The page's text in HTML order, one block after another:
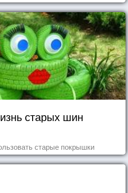
старых шин
старые покрышки